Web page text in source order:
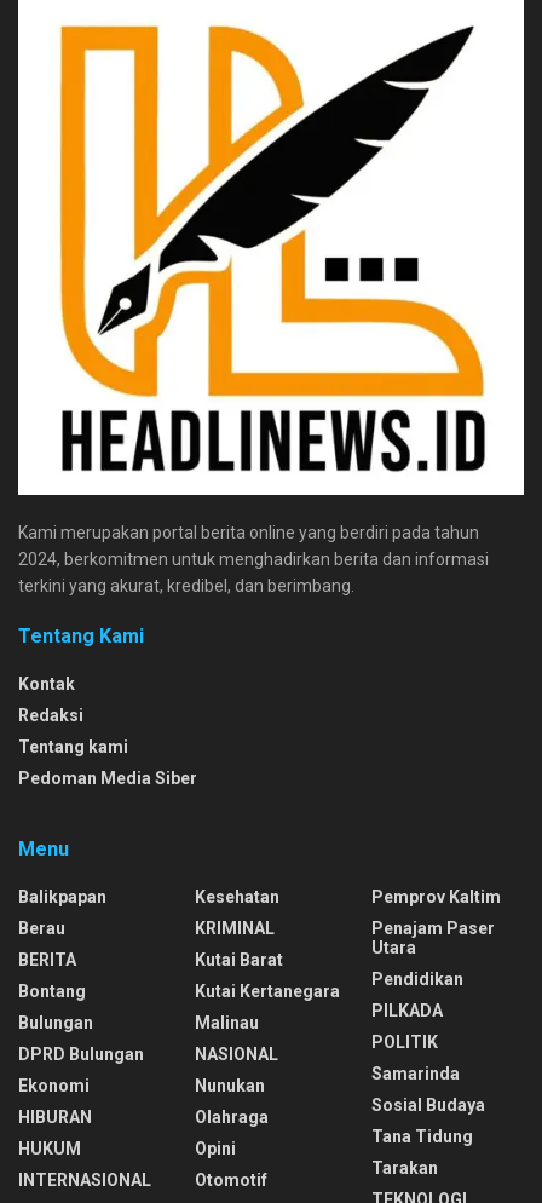
Kami merupakan portal berita online yang berdiri pada tahun
2024, berkomitmen untuk menghadirkan berita dan informasi
terkini yang akurat, kredibel, dan berimbang.
Tentang Kami
Kontak
Redaksi
Tentang kami
Pedoman Media Siber
Menu
Balikpapan
Berau
BERITA
Bontang
Bulungan
DPRD Bulungan
Ekonomi
HIBURAN
HUKUM
INTERNASIONAL
Kesehatan
KRIMINAL
Kutai Barat
Kutai Kertanegara
Malinau
NASIONAL
Nunukan
Olahraga
Opini
Otomotif
Pemprov Kaltim
Penajam Paser
Utara
Pendidikan
PILKADA
POLITIK
Samarinda
Sosial Budaya
Tana Tidung
Tarakan